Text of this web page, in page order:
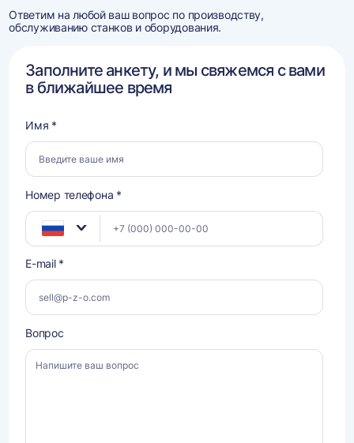
Ответим на любой ваш вопрос по производству,
обслуживанию станков и оборудования.
Заполните анкету, и мы свяжемся с вами
в ближайшее время
Имя *
Номер телефона *
E-mail *
Вопрос